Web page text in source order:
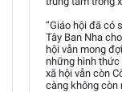
“Giáo hội đã có
Tây Ban Nha
hội vẫn mong
những hình
xã hội vẫn còn
càng không còn